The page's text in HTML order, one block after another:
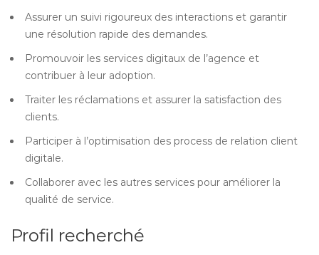
Assurer un suivi rigoureux des interactions et garantir
une résolution rapide des demandes.
Promouvoir les services digitaux de l’agence et
contribuer à leur adoption.
Traiter les réclamations et assurer la satisfaction des
clients.
Participer à l’optimisation des process de relation client
digitale.
Collaborer avec les autres services pour améliorer la
qualité de service.
Profil recherché